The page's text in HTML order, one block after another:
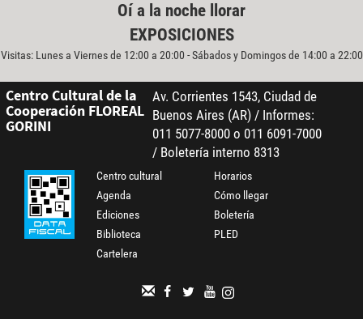
Oí a la noche llorar
EXPOSICIONES
Visitas: Lunes a Viernes de 12:00 a 20:00 - Sábados y Domingos de 14:00 a 22:00
Centro Cultural de la
Cooperación FLOREAL
GORINI
Av. Corrientes 1543, Ciudad de
Buenos Aires (AR) / Informes:
011 5077-8000 o 011 6091-7000
/ Boletería interno 8313
Centro cultural
Agenda
Ediciones
Biblioteca
Cartelera
Horarios
Cómo llegar
Boletería
PLED